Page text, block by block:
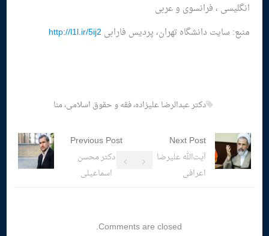
انگلیسى ، فرانسوی و عربی
منبع: سایت دانشگاه تهران، پردیس فارابی http://l1l.ir/5ij2
دکتر عبدالرضا علیزاده، فقه و حقوق اسلامی، منا
Previous Post
دکتر محسن
اسماعیلی
Next Post
آیت‌الله علیرضا
اعرافی
Comments are closed.